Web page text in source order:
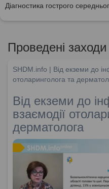
Діагностика гострого
Проведені заходи
SHDM.info | Від екземи до
отоларинголога та
Від екземи до
взаємодії
дерматолога